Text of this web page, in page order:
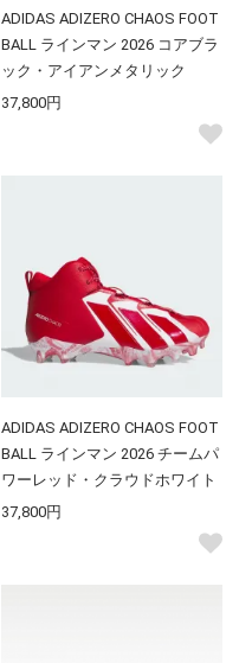
ADIDAS ADIZERO CHAOS FOOT
BALL ラインマン 2026 コアブラ
ック・アイアンメタリック
37,800円
ADIDAS ADIZERO CHAOS FOOT
BALL ラインマン 2026 チームパ
ワーレッド・クラウドホワイト
37,800円